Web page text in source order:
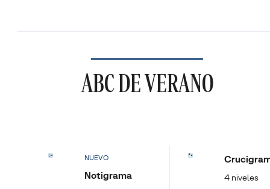
ABC DE VERANO
NUEVO
Notigrama 4 niveles